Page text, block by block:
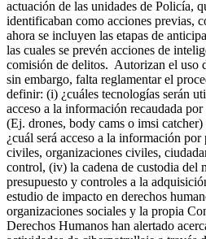
actuación de las unidades de Policía,
identificaban como acciones previas,
ahora se incluyen las etapas de
las cuales se prevén acciones de
comisión de delitos. Autorizan el uso
sin embargo, falta reglamentar el
definir: (i) ¿cuáles tecnologías serán
acceso a la información recaudada
(Ej. drones, body cams o imsi
¿cuál será acceso a la información por
civiles, organizaciones civiles,
control, (iv) la cadena de custodia del
presupuesto y controles a la
estudio de impacto en derechos
organizaciones sociales y la propia
Derechos Humanos han alertado